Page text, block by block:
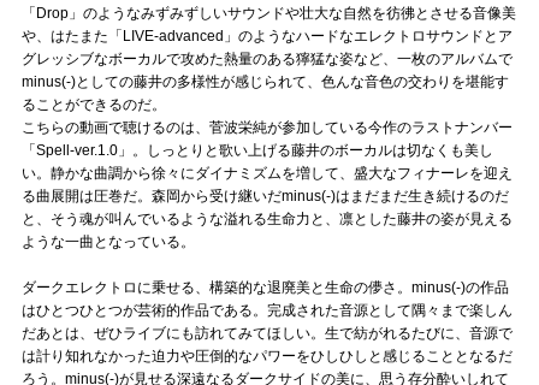
「Drop」のようなみずみずしいサウンドや壮大な自然を彷彿とさせる音像美
や、はたまた「LIVE-advanced」のようなハードなエレクトロサウンドとア
グレッシブなボーカルで攻めた熱量のある獰猛な姿など、一枚のアルバムで
minus(-)としての藤井の多様性が感じられて、色んな音色の交わりを堪能す
ることができるのだ。
こちらの動画で聴けるのは、菅波栄純が参加している今作のラストナンバー
「Spell-ver.1.0」。しっとりと歌い上げる藤井のボーカルは切なくも美し
い。静かな曲調から徐々にダイナミズムを増して、盛大なフィナーレを迎え
る曲展開は圧巻だ。森岡から受け継いだminus(-)はまだまだ生き続けるのだ
と、そう魂が叫んでいるような溢れる生命力と、凛とした藤井の姿が見える
ような一曲となっている。
ダークエレクトロに乗せる、構築的な退廃美と生命の儚さ。minus(-)の作品
はひとつひとつが芸術的作品である。完成された音源として隅々まで楽しん
だあとは、ぜひライブにも訪れてみてほしい。生で紡がれるたびに、音源で
は計り知れなかった迫力や圧倒的なパワーをひしひしと感じることとなるだ
ろう。minus(-)が見せる深遠なるダークサイドの美に、思う存分酔いしれて